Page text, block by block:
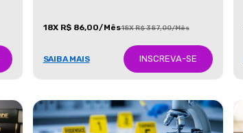
18X R$ 86,00/Mês18X R$ 387,00/Mês
SAIBA MAIS INSCREVA-SE